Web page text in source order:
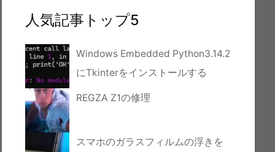
イ
ブ
人気記事トップ5
Windows Embedded Python3.14.2
にTkinterをインストールする
REGZA Z1の修理
スマホのガラスフィルムの浮きを